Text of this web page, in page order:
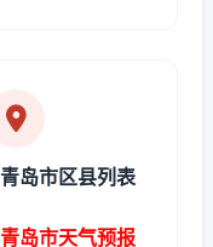
青岛市区县列表
青岛市天气预报